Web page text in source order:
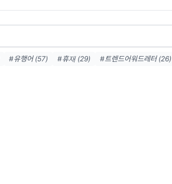
#유행어 (57) #휴재 (29)
#트렌드어워드레터 (26)